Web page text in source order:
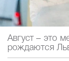
Август – это
рождаются